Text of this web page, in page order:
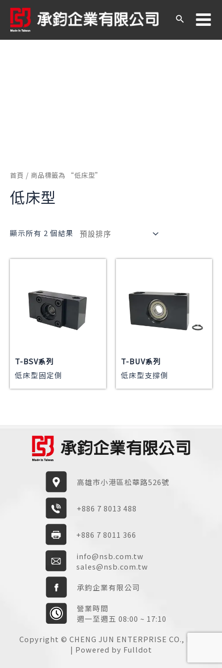
搜
首頁 / 商品標籤為 “低床型”
低床型
顯示所有 2 個結果
T-BSV系列
低床型固定側
T-BUV系列
低床型支撐側
高雄市小港區松華路526號
+886 7 8013 488
+886 7 8011 366
info@nsb.com.tw
sales@nsb.com.tw
承鈞企業有限公司
營業時間
週一至週五 08:00 ~ 17:10
Copyright © CHENG JUN ENTERPRISE CO., LTD.
| Powered by Fulldot